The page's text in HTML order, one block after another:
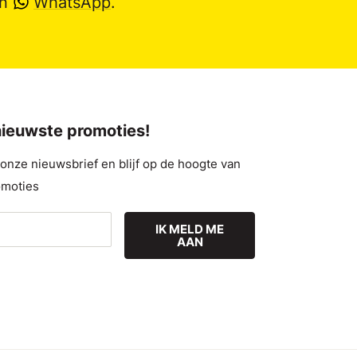
promoties!
nieuwsbrief en blijf op de hoogte van
IK MELD ME
AAN